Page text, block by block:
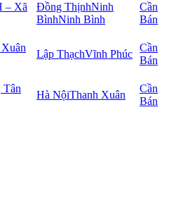
– Xã
Đồng ThịnhNinh
BìnhNinh Bình
Cần
Bán
Lập ThạchVĩnh Phúc
Cần
Bán
Tân
Hà NộiThanh Xuân
Cần
Bán